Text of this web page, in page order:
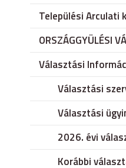
Települési Arculati
ORSZÁGGYÜLÉSI
Választási
Választási
Választási
2026. évi
Korábbi